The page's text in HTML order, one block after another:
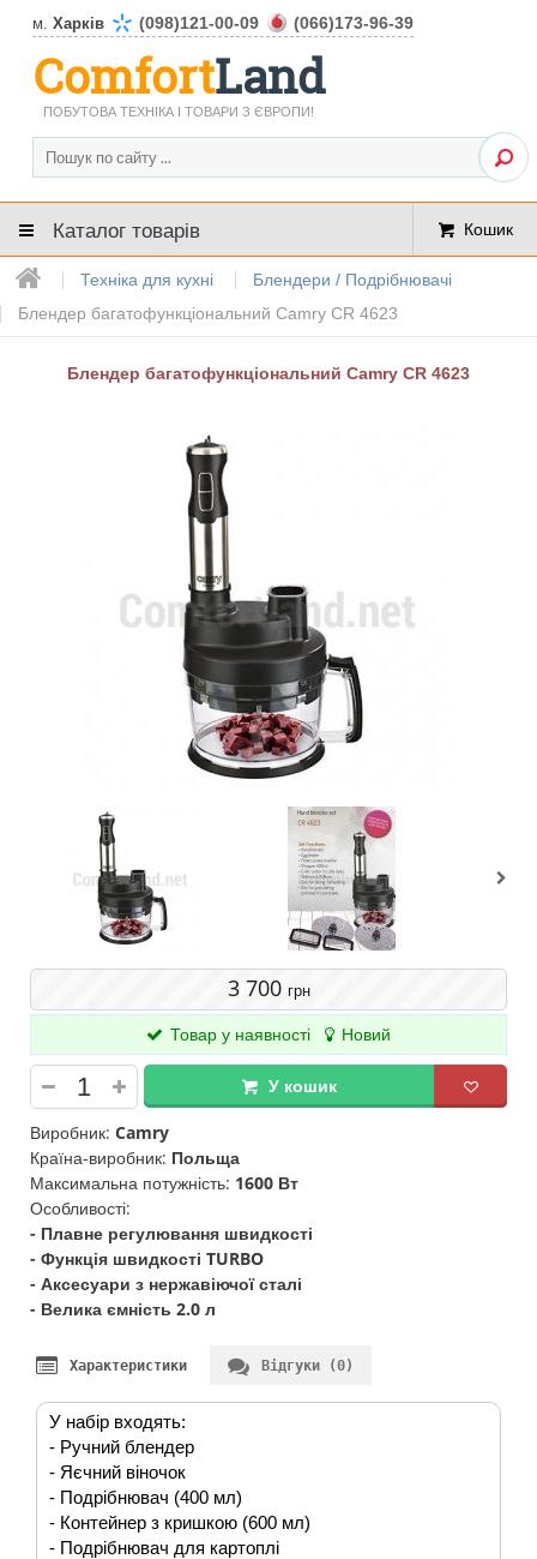
м. Харків (098)121-00-09 (066)173-96-39
ComfortLand
ПОБУТОВА ТЕХНІКА І ТОВАРИ З ЄВРОПИ!
Каталог товарів Кошик
Техніка для кухні
Блендери / Подрібнювачі
Блендер багатофункціональний Camry CR 4623
Блендер багатофункціональний Camry CR 4623
3 700 грн
Товар у наявності Новий
У кошик
Виробник: Camry
Країна-виробник: Польща
Максимальна потужність: 1600 Вт
Особливості:
- Плавне регулювання швидкості
- Функція швидкості TURBO
- Аксесуари з нержавіючої сталі
- Велика ємність 2.0 л
Характеристики Відгуки (0)
У набір входять:
- Ручний блендер
- Яєчний віночок
- Подрібнювач (400 мл)
- Контейнер з кришкою (600 мл)
- Подрібнювач для картоплі